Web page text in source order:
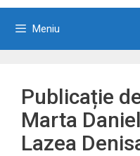
Meniu
Publicație
Marta
Lazea